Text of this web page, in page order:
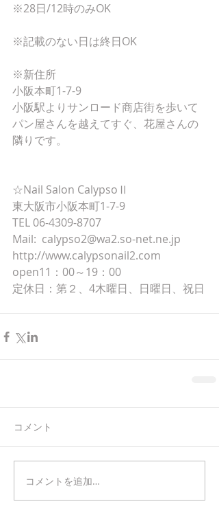
※28日/12時のみOK
※記載のない日は終日OK
※新住所
小阪本町1-7-9
小阪駅よりサンロード商店街を歩いて
パン屋さんを越えてすぐ、花屋さんの
隣りです。
☆Nail Salon CalypsoⅡ
東大阪市小阪本町1-7-9
TEL 06-4309-8707
Mail:  calypso2@wa2.so-net.ne.jp
http://www.calypsonail2.com
open11：00～19：00
定休日：第２、4木曜日、日曜日、祝日
コメント
コメントを追加…